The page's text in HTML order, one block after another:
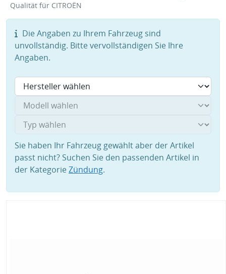
Qualität für CITROËN
Die Angaben zu Ihrem Fahrzeug sind
unvollständig. Bitte vervollständigen Sie Ihre
Angaben.
Sie haben Ihr Fahrzeug gewählt aber der Artikel
passt nicht? Suchen Sie den passenden Artikel in
der KategorieZündung.